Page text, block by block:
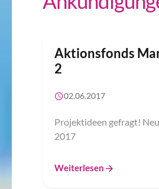
Aktionsfonds
2
02.06.2017
Projektideen gefragt!
2017
Weiterlesen